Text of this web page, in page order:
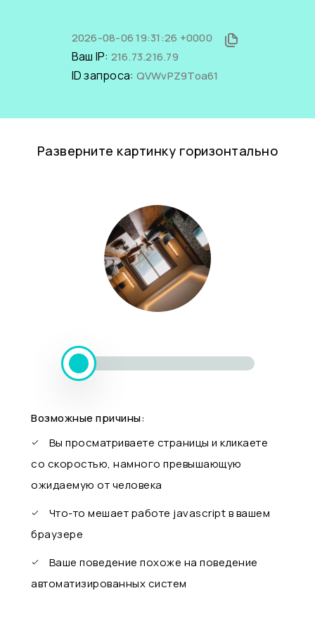
2026-08-06 19:31:26 +0000
Ваш IP: 216.73.216.79
ID запроса: QVWvPZ9Toa61
Разверните картинку горизонтально
Возможные причины:
Вы просматриваете страницы и кликаете
со скоростью, намного превышающую
ожидаемую от человека
Что-то мешает работе javascript в вашем
браузере
Ваше поведение похоже на поведение
автоматизированных систем